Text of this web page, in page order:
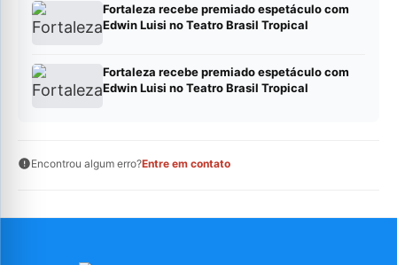
Fortaleza recebe premiado espetáculo com
Edwin Luisi no Teatro Brasil Tropical
Fortaleza recebe premiado espetáculo com
Edwin Luisi no Teatro Brasil Tropical
Encontrou algum erro?Entre em contato